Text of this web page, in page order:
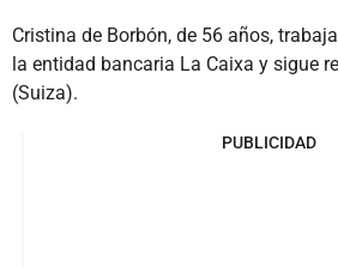
Cristina de Borbón, de 56 años,
la entidad bancaria La Caixa y sigue
(Suiza).
PUBLICIDAD